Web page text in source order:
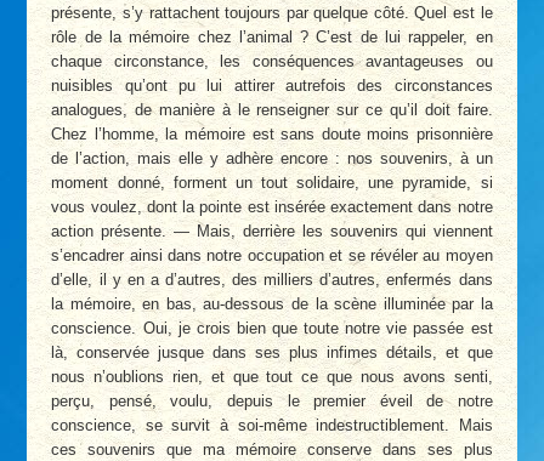
présente, s’y rattachent toujours par quelque côté. Quel est le
rôle de la mémoire chez l’animal ? C’est de lui rappeler, en
chaque circonstance, les conséquences avantageuses ou
nuisibles qu’ont pu lui attirer autrefois des circonstances
analogues, de manière à le renseigner sur ce qu’il doit faire.
Chez l’homme, la mémoire est sans doute moins prisonnière
de l’action, mais elle y adhère encore : nos souvenirs, à un
moment donné, forment un tout solidaire, une pyramide, si
vous voulez, dont la pointe est insérée exactement dans notre
action présente. — Mais, derrière les souvenirs qui viennent
s’encadrer ainsi dans notre occupation et se révéler au moyen
d’elle, il y en a d’autres, des milliers d’autres, enfermés dans
la mémoire, en bas, au-dessous de la scène illuminée par la
conscience. Oui, je crois bien que toute notre vie passée est
là, conservée jusque dans ses plus infimes détails, et que
nous n’oublions rien, et que tout ce que nous avons senti,
perçu, pensé, voulu, depuis le premier éveil de notre
conscience, se survit à soi-même indestructiblement. Mais
ces souvenirs que ma mémoire conserve dans ses plus